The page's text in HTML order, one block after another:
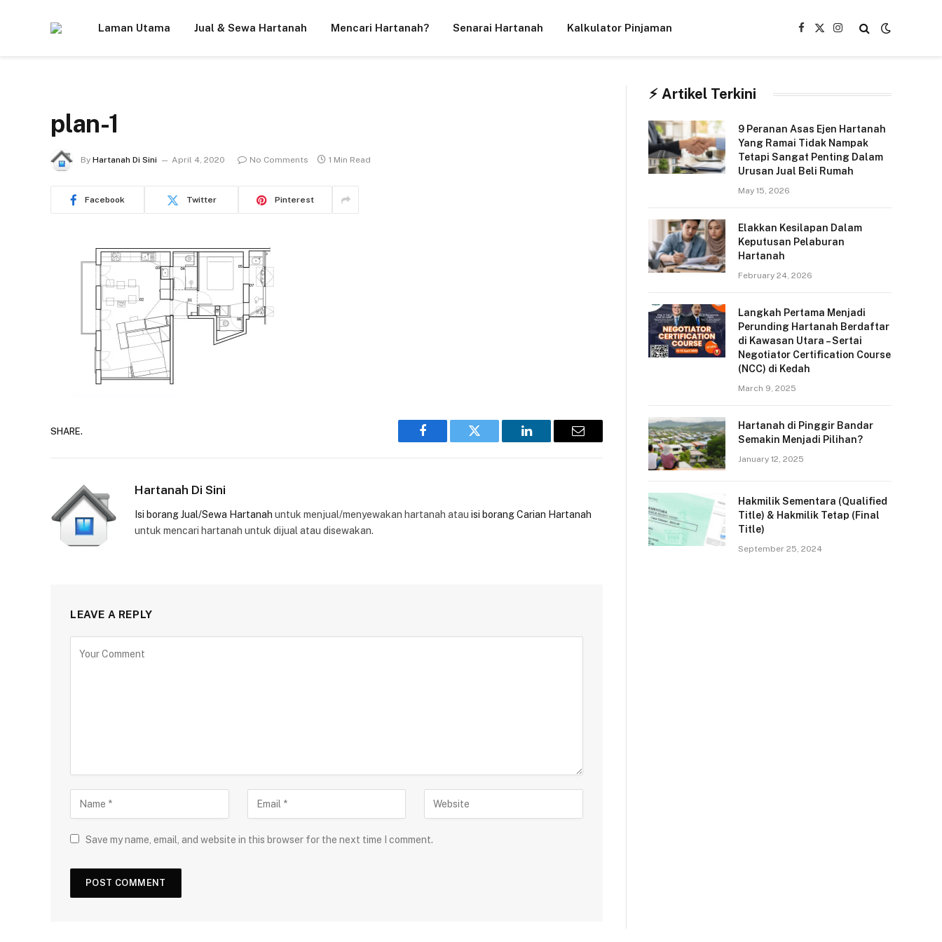
Laman Utama Jual & Sewa Hartanah Mencari Hartanah? Senarai Hartanah Kalkulator Pinjaman
Facebook
X
Instagram
plan-1
By Hartanah Di Sini April 4, 2020 No Comments 1 Min Read
Facebook Twitter Pinterest
SHARE.
Facebook Twitter LinkedIn Email
Hartanah Di Sini
Isi borang Jual/Sewa Hartanah untuk menjual/menyewakan hartanah atau isi borang Carian Hartanah
untuk mencari hartanah untuk dijual atau disewakan.
LEAVE A REPLY
Save my name, email, and website in this browser for the next time I comment.
⚡︎ Artikel Terkini
9 Peranan Asas Ejen Hartanah
Yang Ramai Tidak Nampak
Tetapi Sangat Penting Dalam
Urusan Jual Beli Rumah
May 15, 2026
Elakkan Kesilapan Dalam
Keputusan Pelaburan
Hartanah
February 24, 2026
Langkah Pertama Menjadi
Perunding Hartanah Berdaftar
di Kawasan Utara – Sertai
Negotiator Certification Course
(NCC) di Kedah
March 9, 2025
Hartanah di Pinggir Bandar
Semakin Menjadi Pilihan?
January 12, 2025
Hakmilik Sementara (Qualified
Title) & Hakmilik Tetap (Final
Title)
September 25, 2024